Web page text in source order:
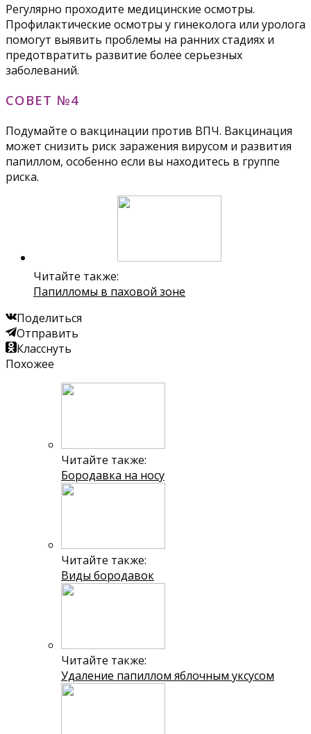
Регулярно проходите медицинские осмотры.
Профилактические осмотры у гинеколога или уролога
помогут выявить проблемы на ранних стадиях и
предотвратить развитие более серьезных
заболеваний.
СОВЕТ №4
Подумайте о вакцинации против ВПЧ. Вакцинация
может снизить риск заражения вирусом и развития
папиллом, особенно если вы находитесь в группе
риска.
Читайте также:
Папилломы в паховой зоне
Поделиться
Отправить
Класснуть
Похожее
Читайте также:
Бородавка на носу
Читайте также:
Виды бородавок
Читайте также:
Удаление папиллом яблочным уксусом